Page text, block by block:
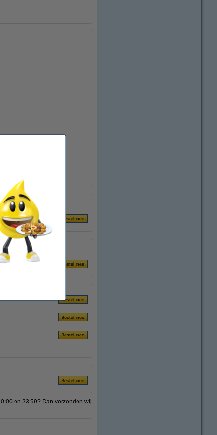
Meer toners
Andere lengtes
en 23:59? Dan verzenden wij